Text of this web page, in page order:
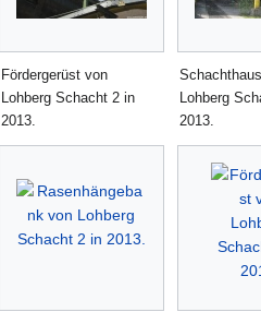
Fördergerüst von
Lohberg Schacht 2 in
2013.
Lohberg
2013.